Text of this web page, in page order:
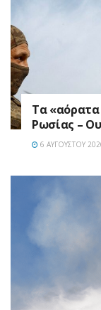
Τα
Ρωσίας –
6 ΑΥΓΟΎΣΤΟΥ